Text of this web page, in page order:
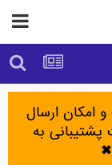
امکان ارسال
به
✖